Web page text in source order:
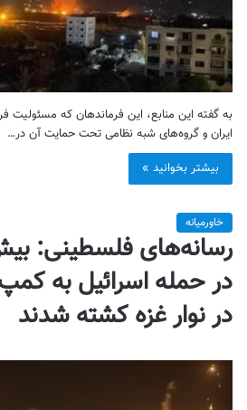
به گفته این منابع، این فرماندهان که مسئولیت
ایران و گروه‌های شبه نظامی تحت حمایت آن در…
بیشتر بخوانید »
خاورمیانه
در حمله اسرائیل به
در نوار غزه کشته شدند